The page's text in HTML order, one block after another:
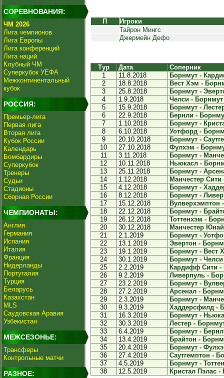
СОРЕВНОВАНИЯ:
ЧМ 2026
Лига чемпионов
Лига Европы
Лига конференций
Лига наций
Клубный ЧМ
Суперкубок УЕФА
Межконтинентальный
кубок
РОССИЯ:
Премьер-лига
Первая лига
Вторая лига
Кубок России
Календарь
Бомбардиры
Суперкубок
Тренеры
Судьи
Стадионы
Сборная России
ЧЕМПИОНАТЫ:
Англия
Германия
Испания
Италия
Франция
Нидерланды
Португалия
Турция
Беларусь
Казахстан
MLS
Саудовская Аравия
Узбекистан
МЕЖСЕЗОНЬЕ:
Трансферы
Контрольные матчи
РАЗНОЕ:
П
Игроки
Тайрон Мингс
Джермейн Дефо
Тур Дата
Соперник
1
11.8.2018
Борнмут -
2
18.8.2018
Вест Хэм -
3
25.8.2018
Борнмут -
4
1.9.2018
Челси - Борнмут
5
15.9.2018
Борнмут -
6
22.9.2018
Бернли -
7
1.10.2018
Борнмут -
8
6.10.2018
Уотфорд -
9
20.10.2018
Борнмут -
10
27.10.2018
Фулхэм -
11
3.11.2018
Борнмут -
12
10.11.2018
Ньюкасл -
13
25.11.2018
Борнмут -
14
1.12.2018
Манчестер
15
4.12.2018
Борнмут -
16
8.12.2018
Борнмут -
17
15.12.2018
Вулверхэмптон
18
22.12.2018
Борнмут -
19
26.12.2018
Тоттенхэм -
20
30.12.2018
Манчестер
21
2.1.2019
Борнмут -
22
13.1.2019
Эвертон -
23
19.1.2019
Борнмут - Вест
24
30.1.2019
Борнмут - Челси
25
2.2.2019
Кардифф Сити -
26
9.2.2019
Ливерпуль -
27
23.2.2019
Борнмут -
28
27.2.2019
Арсенал -
29
2.3.2019
Борнмут -
30
9.3.2019
Хаддерсфилд -
31
16.3.2019
Борнмут -
32
30.3.2019
Лестер -
33
6.4.2019
Борнмут -
34
13.4.2019
Брайтон -
35
20.4.2019
Борнмут -
36
27.4.2019
Саутгемптон -
37
4.5.2019
Борнмут -
38
12.5.2019 Кристал Пэлас -